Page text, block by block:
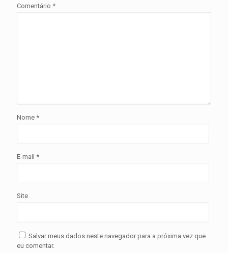
Comentário *
Nome *
E-mail *
Site
Salvar meus dados neste navegador para a próxima vez que
eu comentar.